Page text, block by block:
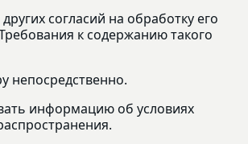
согласий на обработку его
к содержанию такого
непосредственно.
информацию об условиях